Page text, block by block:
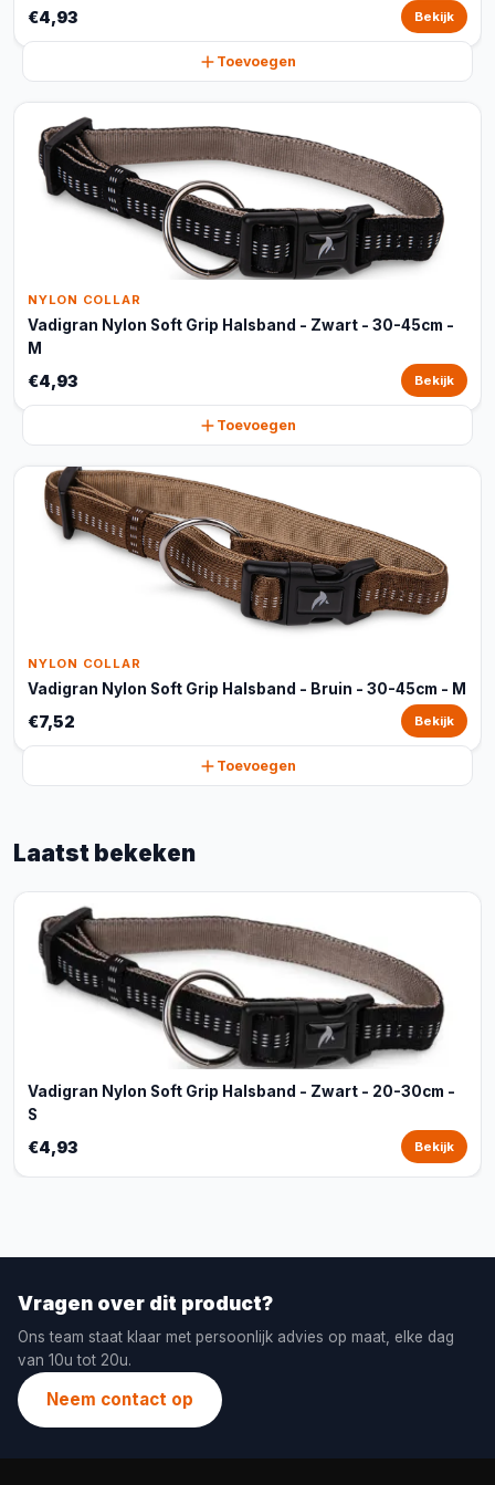
€4,93 Bekijk
Toevoegen
NYLON COLLAR
Vadigran Nylon Soft Grip Halsband - Zwart - 30-45cm -
M
€4,93 Bekijk
Toevoegen
NYLON COLLAR
Vadigran Nylon Soft Grip Halsband - Bruin - 30-45cm - M
€7,52 Bekijk
Toevoegen
Laatst bekeken
Vadigran Nylon Soft Grip Halsband - Zwart - 20-30cm -
S
€4,93 Bekijk
Vragen over dit product?
Ons team staat klaar met persoonlijk advies op maat, elke dag
van 10u tot 20u.
Neem contact op